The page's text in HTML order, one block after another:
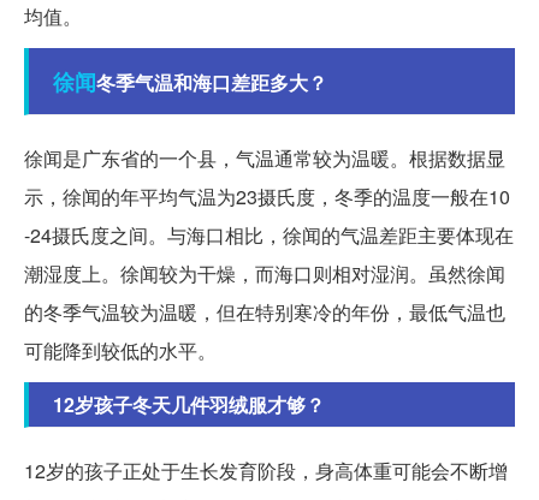
均值。
徐闻冬季气温和海口差距多大？
徐闻是广东省的一个县，气温通常较为温暖。根据数据显
示，徐闻的年平均气温为23摄氏度，冬季的温度一般在10
-24摄氏度之间。与海口相比，徐闻的气温差距主要体现在
潮湿度上。徐闻较为干燥，而海口则相对湿润。虽然徐闻
的冬季气温较为温暖，但在特别寒冷的年份，最低气温也
可能降到较低的水平。
12岁孩子冬天几件羽绒服才够？
12岁的孩子正处于生长发育阶段，身高体重可能会不断增